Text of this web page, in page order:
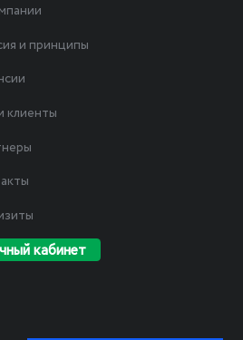
и принципы
клиенты
кабинет